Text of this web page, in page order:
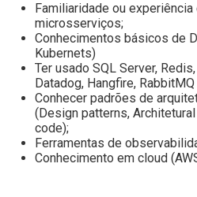
Familiaridade ou
microsserviços;
Conhecimentos básicos de
Kubernets)
Ter usado SQL Server,
Datadog, Hangfire,
Conhecer padrões de
(Design patterns,
code);
Ferramentas de
Conhecimento em cloud